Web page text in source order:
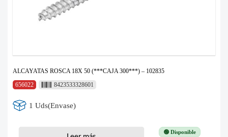
ALCAYATAS ROSCA 18X 50 (***CAJA 300***) – 102835
656022
8423533328601
1 Uds(Envase)
🟢 Disponible